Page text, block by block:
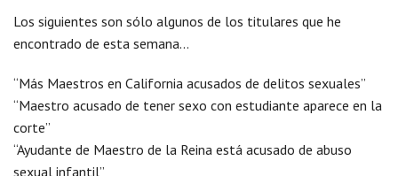
Los siguientes son sólo algunos de los titulares que he
encontrado de esta semana…
“Más Maestros en California acusados ​​de delitos sexuales”
“Maestro acusado de tener sexo con estudiante aparece en la
corte”
“Ayudante de Maestro de la Reina está acusado de abuso
sexual infantil”